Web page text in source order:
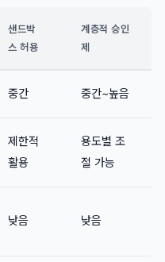
샌드박
스 허용
계층적 승인
제
중간 중간~높음
제한적
활용
용도별 조
절 가능
낮음 낮음